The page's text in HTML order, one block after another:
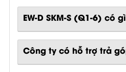
EW-D SKM-S (Q1-6) có
Công ty có hỗ trợ trả